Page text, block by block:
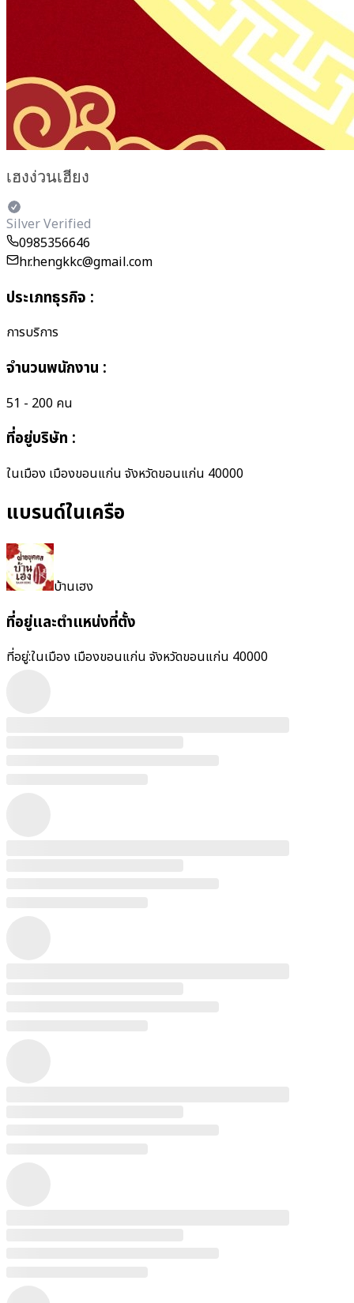
เฮงง่วนเฮียง
Silver Verified
0985356646
hr.hengkkc@gmail.com
ประเภทธุรกิจ :
การบริการ
จำนวนพนักงาน :
51 - 200 คน
ที่อยู่บริษัท :
ในเมือง เมืองขอนแก่น จังหวัดขอนแก่น 40000
แบรนด์ในเครือ
บ้านเฮง
ที่อยู่และตำแหน่งที่ตั้ง
ที่อยู่:ในเมือง เมืองขอนแก่น จังหวัดขอนแก่น 40000